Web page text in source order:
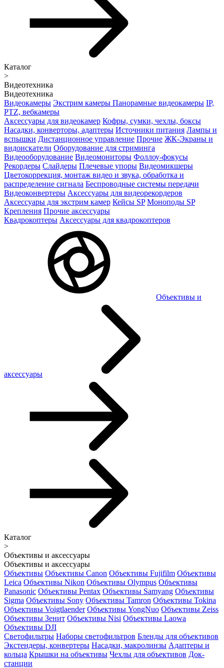
Каталог
>
Видеотехника
Видеотехника
Видеокамеры Экстрим камеры Панорамные видеокамеры IP,
PTZ, вебкамеры
Аксессуары для видеокамер Кофры, сумки, чехлы, боксы
Насадки, конверторы, адаптеры Источники питания Лампы и
вспышки Дистанционное управление Прочие ЖК-Экраны и
видоискатели Оборудование для стриминга
Видеооборудование Видеомониторы Фоллоу-фокусы
Рекордеры Слайдеры Плечевые упоры Видеомикшеры
Цветокоррекция, монтаж видео и звука, обработка и
распределение сигнала Беспроводные системы передачи
Видеоконвертеры Аксессуары для видеорекордеров
Аксессуары для экстрим камер Кейсы SP Моноподы SP
Крепления Прочие аксессуары
Квадрокоптеры Аксессуары для квадрокоптеров
Объективы и
аксессуары
Каталог
>
Объективы и аксессуары
Объективы и аксессуары
Объективы Объективы Canon Объективы Fujifilm Объективы
Leica Объективы Nikon Объективы Olympus Объективы
Panasonic Объективы Pentax Объективы Samyang Объективы
Sigma Объективы Sony Объективы Tamron Объективы Tokina
Объективы Voigtlaender Объективы YongNuo Объективы Zeiss
Объективы Зенит Объективы Nisi Объективы Laowa
Объективы DJI
Светофильтры Наборы светофильтров Бленды для объективов
Экстендеры, конвертеры Насадки, макролинзы Адаптеры и
кольца Крышки на объективы Чехлы для объективов Док-
станции